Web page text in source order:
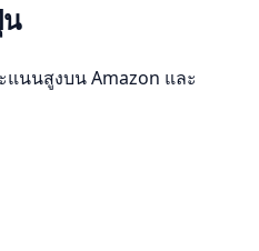
นนสูงบน Amazon และ